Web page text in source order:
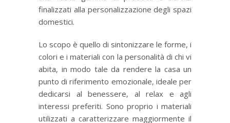
finalizzati alla personalizzazione degli spazi
domestici.
Lo scopo è quello di sintonizzare le forme, i
colori e i materiali con la personalità di chi vi
abita, in modo tale da rendere la casa un
punto di riferimento emozionale, ideale per
dedicarsi al benessere, al relax e agli
interessi preferiti. Sono proprio i materiali
utilizzati a caratterizzare maggiormente il